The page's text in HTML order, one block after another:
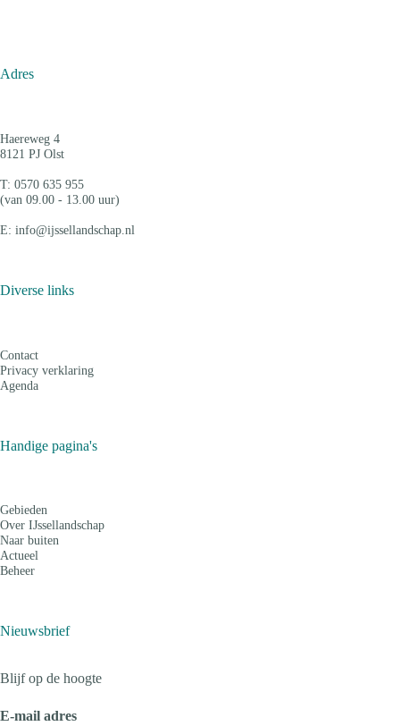
Adres
Haereweg 4
8121 PJ Olst
T: 0570 635 955
(van 09.00 - 13.00 uur)
E: info@ijssellandschap.nl
Diverse links
Contact
Privacy verklaring
Agenda
Handige pagina's
Gebieden
Over IJssellandschap
Naar buiten
Actueel
Beheer
Nieuwsbrief
Blijf op de hoogte
E-mail adres